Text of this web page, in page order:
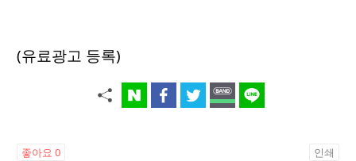
(유료광고 등록)
좋아요 0 인쇄